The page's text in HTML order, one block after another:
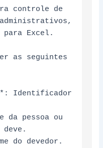
controle de
para Excel.
as seguintes
Identificador
da pessoa ou
deve.
do devedor.